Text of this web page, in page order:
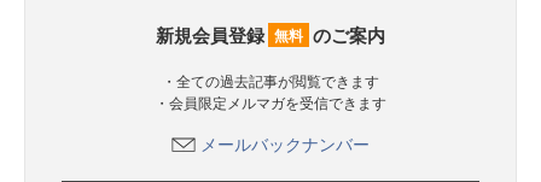
新規会員登録 無料 のご案内
・全ての過去記事が閲覧できます
・会員限定メルマガを受信できます
メールバックナンバー